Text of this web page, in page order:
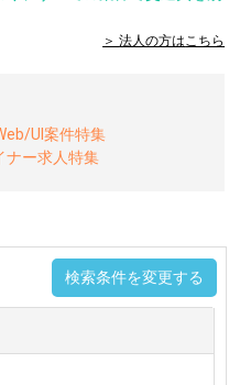
法人の方はこちら
UI案件特集
ナー求人特集
検索条件を変更する